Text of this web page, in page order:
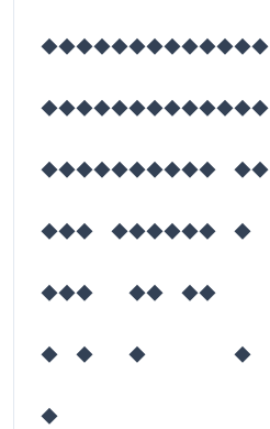
◆◆◆◆◆◆◆◆◆◆◆◆◆
◆◆◆◆◆◆◆◆◆◆◆◆◆
◆◆◆◆◆◆◆◆◆◆ ◆◆
◆◆◆ ◆◆◆◆◆◆ ◆
◆◆◆ ◆◆ ◆◆
◆ ◆ ◆ ◆
◆